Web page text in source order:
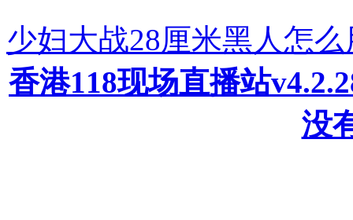
少妇大战28厘米黑人怎
香港118现场直播站
没